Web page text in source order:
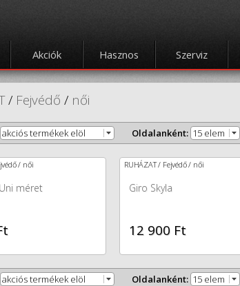
Akciók Hasznos Szerviz
/ Fejvédő / női
akciós termékek elöl Oldalanként: 15 elem
/ női
méret
RUHÁZAT / Fejvédő / női
Giro Skyla
12 900 Ft
akciós termékek elöl Oldalanként: 15 elem